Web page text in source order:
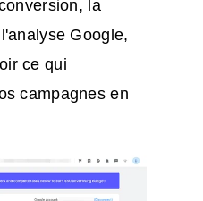
la
Google,
ce qui
campagnes en